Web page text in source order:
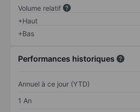
Volume relatif
+Haut
+Bas
Performances historiques
Annuel à ce jour (YTD)
1 An